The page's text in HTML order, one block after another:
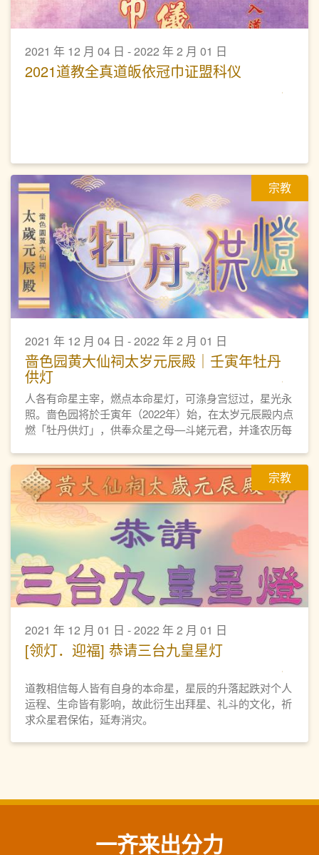
2021 年 12 月 04 日 - 2022 年 2 月 01 日
2021道教全真道皈依冠巾证盟科仪
宗教
2021 年 12 月 04 日 - 2022 年 2 月 01 日
啬色园黄大仙祠太岁元辰殿｜壬寅年牡丹
供灯
人各有命星主宰，燃点本命星灯，可涤身宫愆过，星光永
照。啬色园将於壬寅年（2022年）始，在太岁元辰殿内点
燃「牡丹供灯」，供奉众星之母—斗姥元君，并逢农历每
自身「本命星灯」，祈求平安顺遂、元辰护佑、星光主
照、福德无量。
宗教
2021 年 12 月 01 日 - 2022 年 2 月 01 日
[领灯．迎福] 恭请三台九皇星灯
道教相信每人皆有自身的本命星，星辰的升落起跌对个人
运程、生命皆有影响，故此衍生出拜星、礼斗的文化，祈
求众星君保佑，延寿消灾。
一齐来出分力